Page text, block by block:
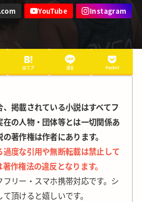
はてブ 送る Pocket
掲載されている小説はすべてフ
在の人物・団体等とは一切関係あ
著作権は作者にあります。
度な引用や無断転載は禁止して
作権法の違反となります。
リー・スマホ携帯対応です。シ
頂けると嬉しいです。